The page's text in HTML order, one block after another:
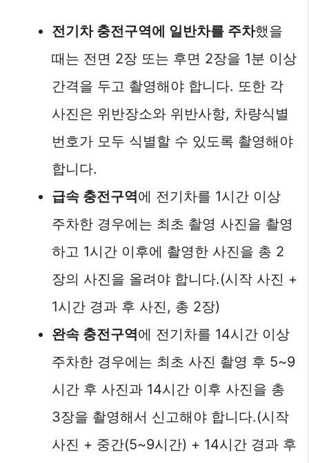
전기차 충전구역에 일반차를 주차했을
때는 전면 2장 또는 후면 2장을 1분 이상
간격을 두고 촬영해야 합니다. 또한 각
사진은 위반장소와 위반사항, 차량식별
번호가 모두 식별할 수 있도록 촬영해야
합니다.
급속 충전구역에 전기차를 1시간 이상
주차한 경우에는 최초 촬영 사진을 촬영
하고 1시간 이후에 촬영한 사진을 총 2
장의 사진을 올려야 합니다.(시작 사진 +
1시간 경과 후 사진, 총 2장)
완속 충전구역에 전기차를 14시간 이상
주차한 경우에는 최초 사진 촬영 후 5~9
시간 후 사진과 14시간 이후 사진을 총
3장을 촬영해서 신고해야 합니다.(시작
사진 + 중간(5~9시간) + 14시간 경과 후